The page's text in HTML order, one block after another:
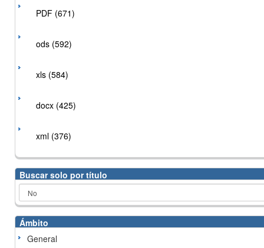
PDF (671)
ods (592)
xls (584)
docx (425)
xml (376)
Buscar solo por título
Ámbito
General